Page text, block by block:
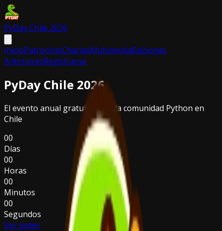
PyDay Chile 2026
InicioPatrocinioCharlasMultimediaEdiciones
AnterioresRegistrarse
PyDay Chile 2026
El evento anual gratuito para la comunidad Python en
Chile
00
Días
00
Horas
00
Minutos
00
Segundos
Ver sedes